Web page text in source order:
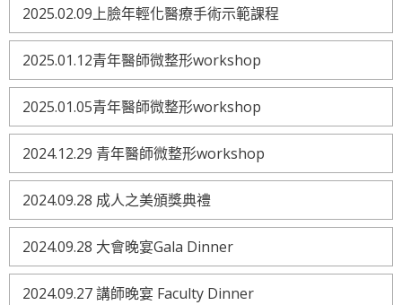
2025.02.09上臉年輕化醫療手術示範課程
2025.01.12青年醫師微整形workshop
2025.01.05青年醫師微整形workshop
2024.12.29 青年醫師微整形workshop
2024.09.28 成人之美頒獎典禮
2024.09.28 大會晚宴Gala Dinner
2024.09.27 講師晚宴 Faculty Dinner